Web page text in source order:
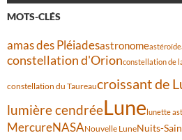
MOTS-CLÉS
amas des Pléiadesastronomeastéroïde
constellation d'Orionconstellation de
constellation du Taureaucroissant de
lumière cendréeLunelunette
MercureNASANouvelle LuneNuits-